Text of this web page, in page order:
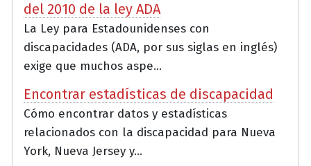
del 2010 de la ley ADA
La Ley para Estadounidenses con
discapacidades (ADA, por sus siglas en inglés)
exige que muchos aspe...
Encontrar estadísticas de discapacidad
Cómo encontrar datos y estadísticas
relacionados con la discapacidad para Nueva
York, Nueva Jersey y...